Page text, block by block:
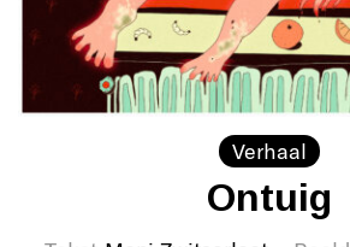
Verhaal
Ontuig